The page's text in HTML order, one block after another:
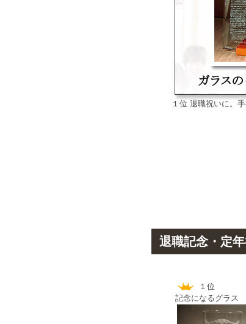
１位 退職祝いに。
退職記念・定
１位
記念になるグラス